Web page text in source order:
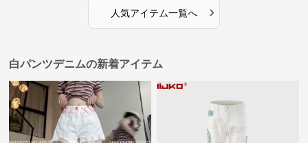
人気アイテム一覧へ ›
白パンツデニムの新着アイテム